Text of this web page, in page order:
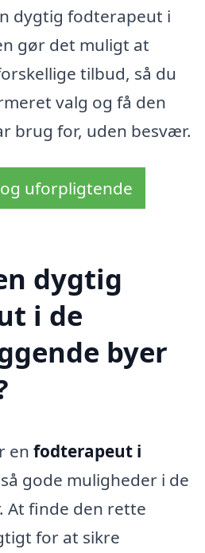
dygtig fodterapeut i
gør det muligt at
tilbud, så du
valg og få den
brug for, uden besvær.
uforpligtende
dygtig
i de
byer
en fodterapeut i
gode muligheder i de
At finde den rette
for at sikre